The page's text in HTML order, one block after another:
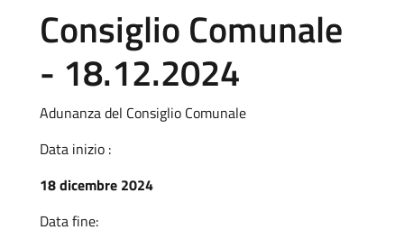
Consiglio Comunale
- 18.12.2024
Adunanza del Consiglio Comunale
Data inizio :
18 dicembre 2024
Data fine: